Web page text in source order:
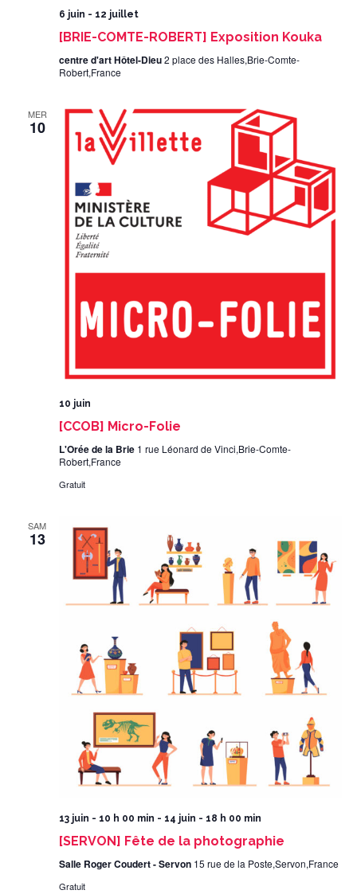
6 juin - 12 juillet
[BRIE-COMTE-ROBERT] Exposition Kouka
centre d'art Hôtel-Dieu2 place des Halles,Brie-Comte-
Robert,France
MER
10
10 juin
[CCOB] Micro-Folie
L'Orée de la Brie 1 rue Léonard de Vinci,Brie-Comte-
Robert,France
Gratuit
SAM
13
13 juin - 10 h 00 min - 14 juin - 18 h 00 min
[SERVON] Fête de la photographie
Salle Roger Coudert - Servon 15 rue de la Poste,Servon,France
Gratuit